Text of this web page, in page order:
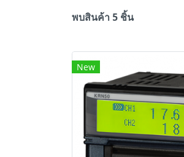
พบสินค้า 5 ชิ้น
New